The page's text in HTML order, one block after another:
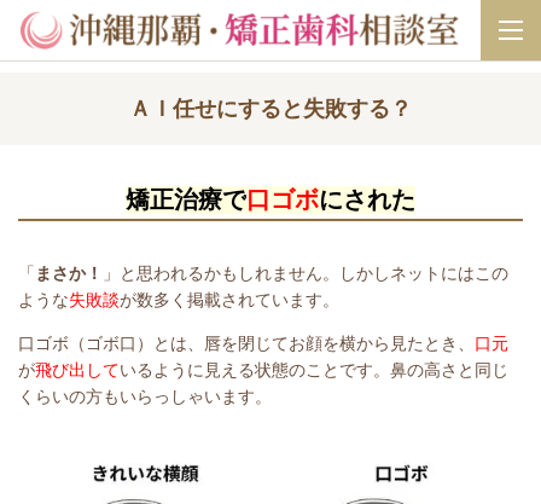
ＡＩ任せにすると失敗する？
矯正治療で口ゴボにされた
「 まさか！
」と思われるかもしれません。しかしネットにはこの
ような失敗談が数多く掲載されています。
口ゴボ（ゴボ口）とは、唇を閉じてお顔を横から見たとき、 口元
が飛び出しているように見える状態のことです。鼻の高さと同じ
くらいの方もいらっしゃいます。